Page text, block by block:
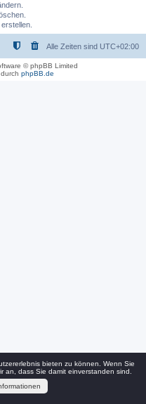
Alle Zeiten sind UTC+02:00
© phpBB Limited
phpBB.de
bieten zu können. Wenn Sie
an, dass Sie damit einverstanden sind.